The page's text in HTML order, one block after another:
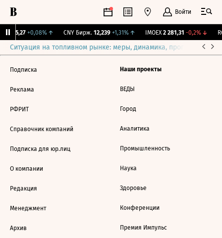
Войти
115,27 +0,08%↑ CNY Бирж. 12,239 +1,31%↑ IMOEX 2 281,31 -0,2%↓
Ситуация на топливном рынке: меры, динамика, прогнозы
Подписка
Реклама
РФРИТ
Справочник компаний
Подписка для юр.лиц
О компании
Редакция
Менеджмент
Архив
Наши проекты
ВЕДЫ
Город
Аналитика
Промышленность
Наука
Здоровье
Конференции
Премия Импульс